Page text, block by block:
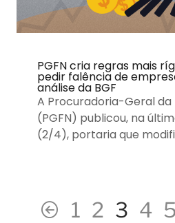
PGFN cria regras mais
pedir falência de
análise da BGF
A Procuradoria-Geral da
(PGFN) publicou, na
(2/4), portaria que
1 2 3 4 5